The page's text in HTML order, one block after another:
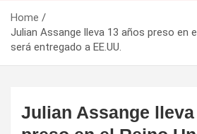
Home
Julian Assange lleva 13 años preso en
será entregado a EE.UU.
Julian Assange